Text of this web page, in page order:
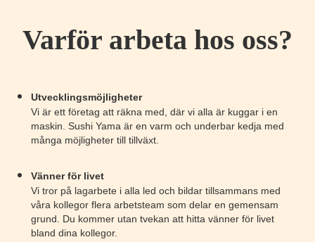
Varför arbeta hos oss?
Utvecklingsmöjligheter
Vi är ett företag att räkna med, där vi alla är kuggar i en
maskin. Sushi Yama är en varm och underbar kedja med
många möjligheter till tillväxt.
Vänner för livet
Vi tror på lagarbete i alla led och bildar tillsammans med
våra kollegor flera arbetsteam som delar en gemensam
grund. Du kommer utan tvekan att hitta vänner för livet
bland dina kollegor.